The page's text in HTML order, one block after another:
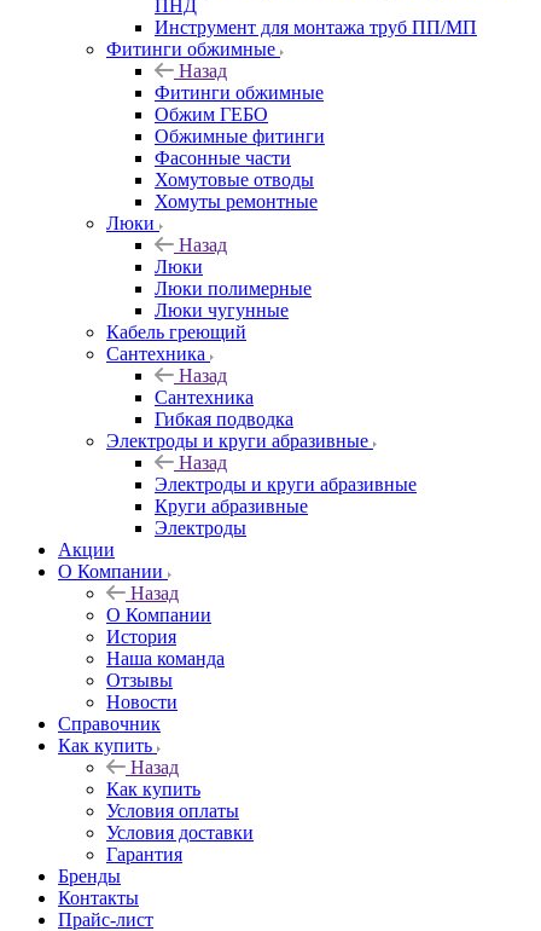
ПНД
Инструмент для монтажа труб ПП/МП
Фитинги обжимные
Назад
Фитинги обжимные
Обжим ГЕБО
Обжимные фитинги
Фасонные части
Хомутовые отводы
Хомуты ремонтные
Люки
Назад
Люки
Люки полимерные
Люки чугунные
Кабель греющий
Сантехника
Назад
Сантехника
Гибкая подводка
Электроды и круги абразивные
Назад
Электроды и круги абразивные
Круги абразивные
Электроды
Акции
О Компании
Назад
О Компании
История
Наша команда
Отзывы
Новости
Справочник
Как купить
Назад
Как купить
Условия оплаты
Условия доставки
Гарантия
Бренды
Контакты
Прайс-лист